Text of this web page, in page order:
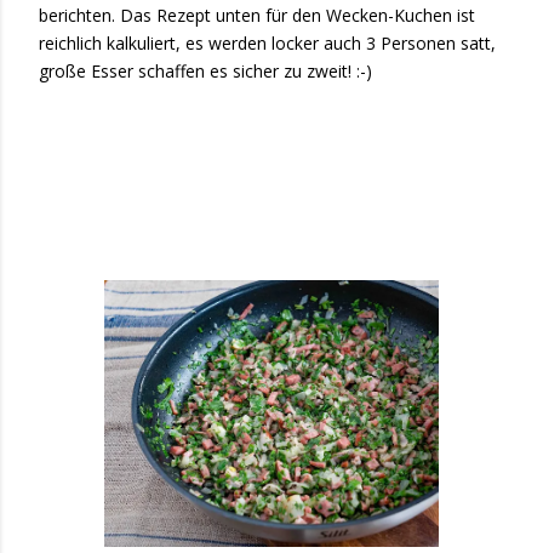
berichten. Das Rezept unten für den Wecken-Kuchen ist
reichlich kalkuliert, es werden locker auch 3 Personen satt,
große Esser schaffen es sicher zu zweit! :-)